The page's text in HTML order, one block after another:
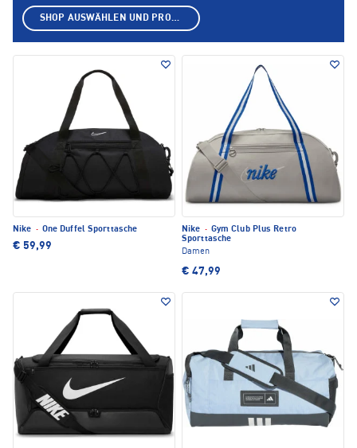
Nike · One Duffel Sporttasche
€ 59,99
Nike · Gym Club Plus Retro
Sporttasche
Damen
€ 47,99
SHOP AUSWÄHLEN UND PRODUKTE ANZEIGEN